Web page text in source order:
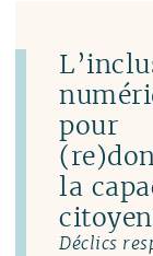
pour
la
Déclics